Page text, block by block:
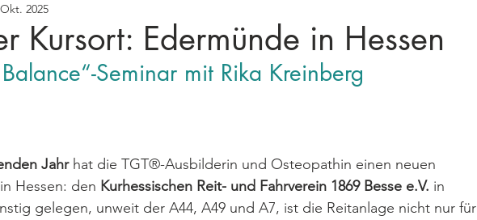
Kursort: Edermünde in Hessen
2025
Seminar mit Rika Kreinberg
Jahr hat die TGT®-Ausbilderin und Osteopathin einen neuen
Hessen: den Kurhessischen Reit- und Fahrverein 1869 Besse e.V. in
gelegen, unweit der A44, A49 und A7, ist die Reitanlage nicht nur für